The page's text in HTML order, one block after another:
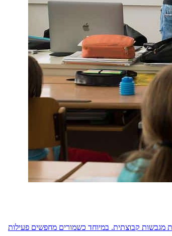
מגבשות קבוצתית. במיוחד כשמורים מחפשים פעילות